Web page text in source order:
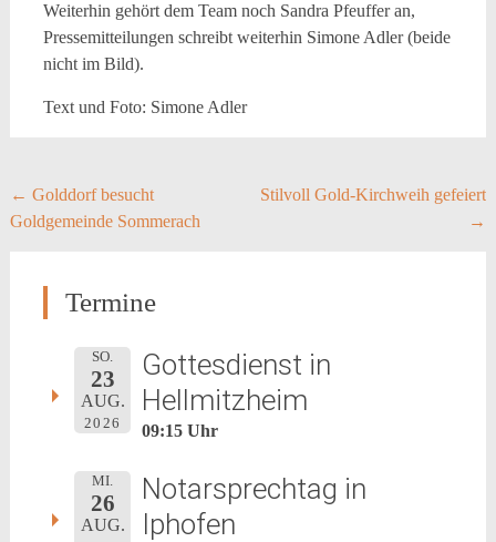
Weiterhin gehört dem Team noch Sandra Pfeuffer an,
Pressemitteilungen schreibt weiterhin Simone Adler (beide
nicht im Bild).
Text und Foto: Simone Adler
Post
navigation
← Golddorf besucht
Goldgemeinde Sommerach
Stilvoll Gold-Kirchweih gefeiert
→
Termine
SO.
23
AUG.
2026
Gottesdienst in
Hellmitzheim
09:15 Uhr
MI.
26
AUG.
Notarsprechtag in
Iphofen